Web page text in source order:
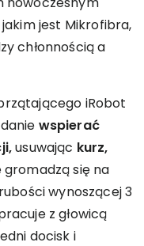
jest Mikrofibra,
chłonnością a
iRobot
wspierać
usuwając kurz,
się na
wynoszącej 3
z głowicą
docisk i